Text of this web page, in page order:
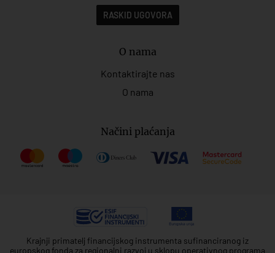
RASKID UGOVORA
O nama
Kontaktirajte nas
O nama
Načini plaćanja
Krajnji primatelj financijskog instrumenta sufinanciranog iz
europskog fonda za regionalni razvoj u sklopu operativnog programa